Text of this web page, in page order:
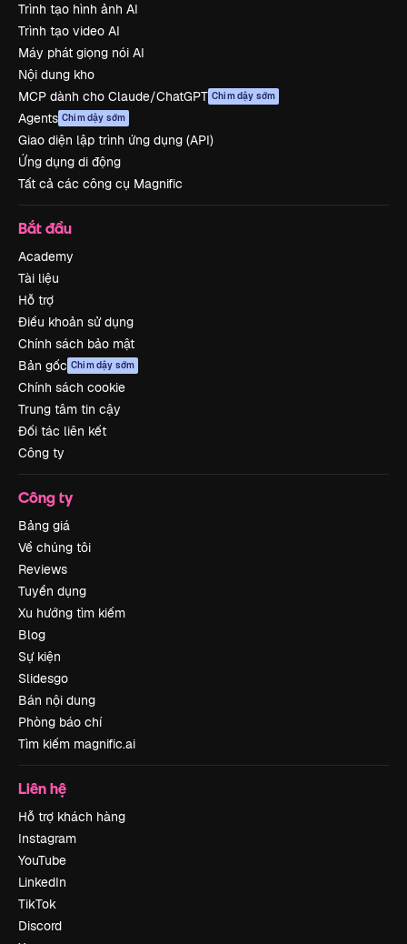
Trình tạo hình ảnh AI
Trình tạo video AI
Máy phát giọng nói AI
Nội dung kho
MCP dành cho Claude/ChatGPT Chim dậy sớm
Agents Chim dậy sớm
Giao diện lập trình ứng dụng (API)
Ứng dụng di động
Tất cả các công cụ Magnific
Bắt đầu
Academy
Tài liệu
Hỗ trợ
Điều khoản sử dụng
Chính sách bảo mật
Bản gốc Chim dậy sớm
Chính sách cookie
Trung tâm tin cậy
Đối tác liên kết
Công ty
Công ty
Bảng giá
Về chúng tôi
Reviews
Tuyển dụng
Xu hướng tìm kiếm
Blog
Sự kiện
Slidesgo
Bán nội dung
Phòng báo chí
Tìm kiếm magnific.ai
Liên hệ
Hỗ trợ khách hàng
Instagram
YouTube
LinkedIn
TikTok
Discord